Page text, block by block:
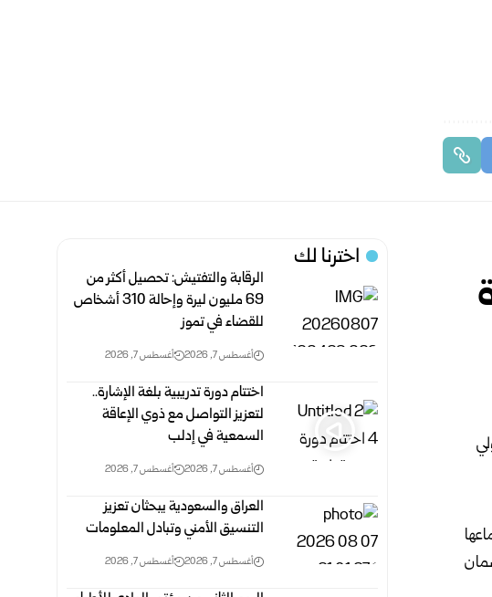
اخترنا لك
الرقابة والتفتيش: تحصيل أكثر من
69 مليون ليرة وإحالة 310 أشخاص
للقضاء في تموز
أغسطس 7, 2026 أغسطس 7, 2026
اختتام دورة تدريبية بلغة الإشارة..
لتعزيز التواصل مع ذوي الإعاقة
السمعية في إدلب
أغسطس 7, 2026 أغسطس 7, 2026
العراق والسعودية يبحثان تعزيز
التنسيق الأمني وتبادل المعلومات
أغسطس 7, 2026 أغسطس 7, 2026